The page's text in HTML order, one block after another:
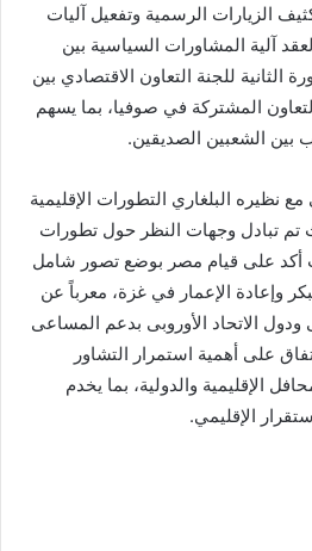
الزيارات الرسمية وتفعيل آليات
آلية المشاورات السياسية بين
الثانية للجنة التعاون الاقتصادي بين
المشتركة في صوفيا، بما يسهم
بين الشعبين الصديقين.
نظيره البلغاري التطورات الإقليمية
تم تبادل وجهات النظر حول تطورات
أكد على قيام مصر بوضع تصور شامل
وإعادة الإعمار في غزة، معرباً عن
ودول الاتحاد الأوروبى بدعم المساعى
على أهمية استمرار التشاور
الإقليمية والدولية، بما يخدم
الإقليمي.